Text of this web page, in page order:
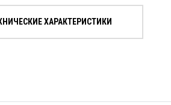
ХАРАКТЕРИСТИКИ